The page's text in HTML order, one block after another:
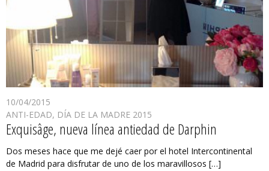
10/04/2015
ANTI-EDAD, DÍA DE LA MADRE 2015
Exquisâge, nueva línea antiedad de Darphin
Dos meses hace que me dejé caer por el hotel Intercontinental
de Madrid para disfrutar de uno de los maravillosos […]